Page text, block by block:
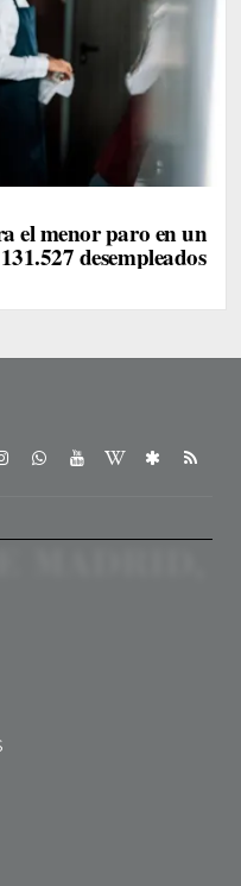
el menor paro en un
desempleados